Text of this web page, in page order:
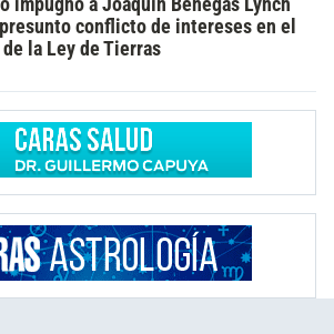
impugnó a Joaquín Benegas Lynch
conflicto de intereses en el
la Ley de Tierras